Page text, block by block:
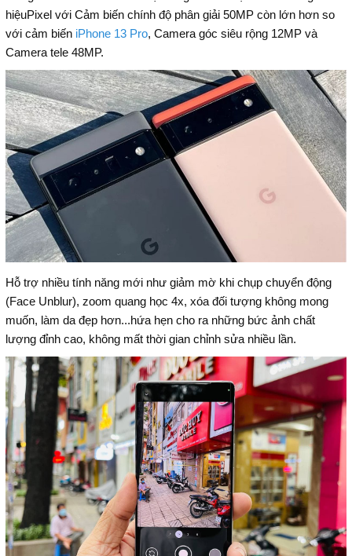
hiệuPixel với Cảm biến chính độ phân giải 50MP còn lớn hơn so
với cảm biến iPhone 13 Pro, Camera góc siêu rộng 12MP và
Camera tele 48MP.
Hỗ trợ nhiều tính năng mới như giảm mờ khi chụp chuyển động
(Face Unblur), zoom quang học 4x, xóa đối tượng không mong
muốn, làm da đẹp hơn...hứa hẹn cho ra những bức ảnh chất
lượng đỉnh cao, không mất thời gian chỉnh sửa nhiều lần.